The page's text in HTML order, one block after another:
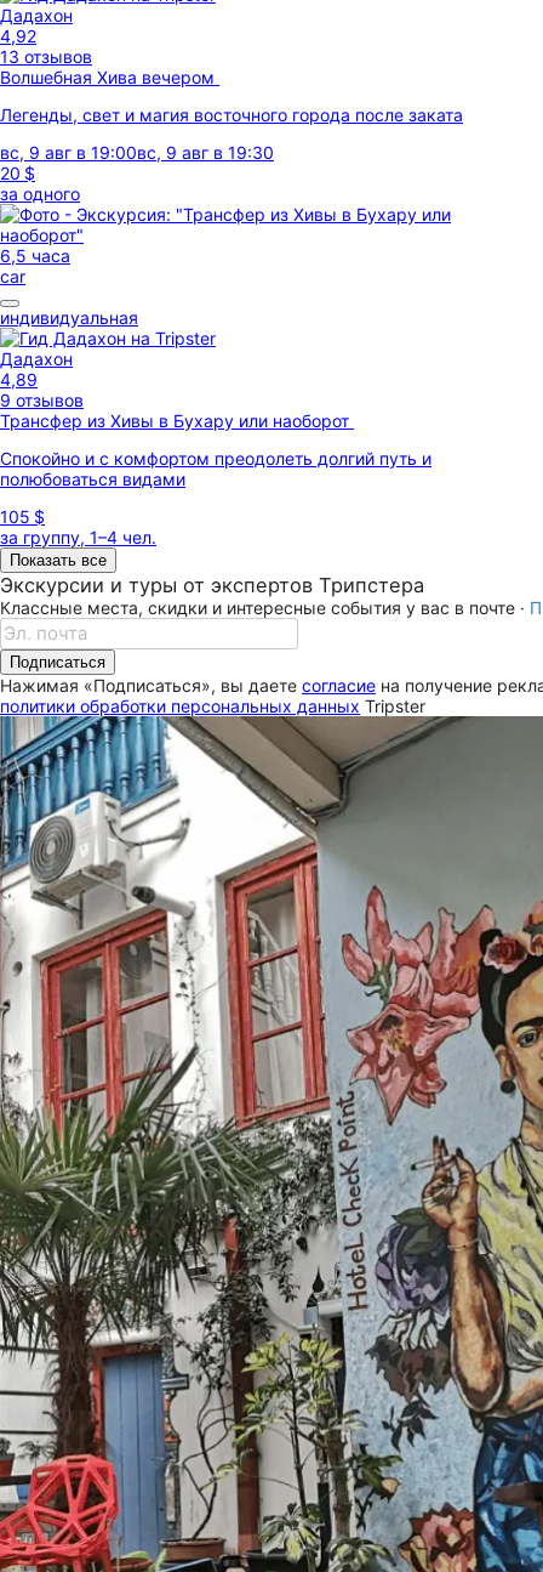
Дадахон
4,92
13 отзывов
Волшебная Хива вечером
Легенды, свет и магия восточного города после заката
вс, 9 авг в 19:00вс, 9 авг в 19:30
20 $
за одного
6,5 часа
car
индивидуальная
Дадахон
4,89
9 отзывов
Трансфер из Хивы в Бухару или наоборот
Спокойно и с комфортом преодолеть долгий путь и
полюбоваться видами
105 $
за группу, 1–4 чел.
Показать все
Экскурсии и туры от экспертов Трипстера
Классные места, скидки и интересные события у вас в почте ·
Подписаться
Нажимая «Подписаться», вы даете согласие на получение
политики обработки персональных данных Tripster